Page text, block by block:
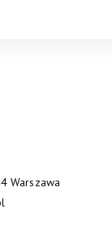
Warszawa